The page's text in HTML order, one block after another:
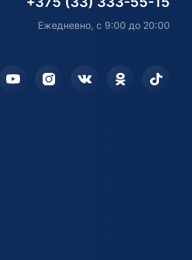
Ежедневно, с 9:00 до 20:00